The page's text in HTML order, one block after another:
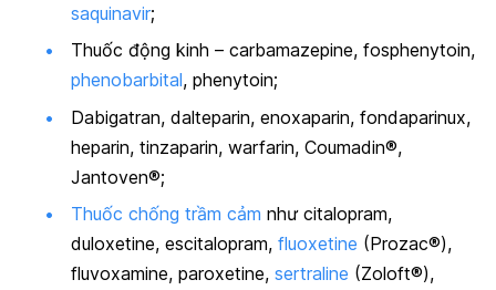
saquinavir;
Thuốc động kinh – carbamazepine, fosphenytoin,
phenobarbital, phenytoin;
Dabigatran, dalteparin, enoxaparin, fondaparinux,
heparin, tinzaparin, warfarin, Coumadin®,
Jantoven®;
Thuốc chống trầm cảm như citalopram,
duloxetine, escitalopram, fluoxetine (Prozac®),
fluvoxamine, paroxetine, sertraline (Zoloft®),